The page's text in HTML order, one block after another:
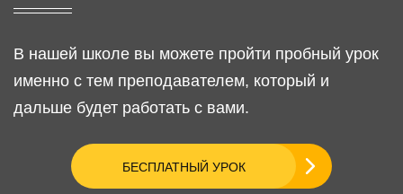
В нашей школе вы можете пройти пробный урок
именно с тем преподавателем, который и
дальше будет работать с вами.
БЕСПЛАТНЫЙ УРОК